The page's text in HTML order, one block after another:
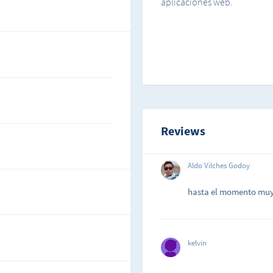
Reviews
Aldo Vilches Godoy
hasta el momento
kelvin